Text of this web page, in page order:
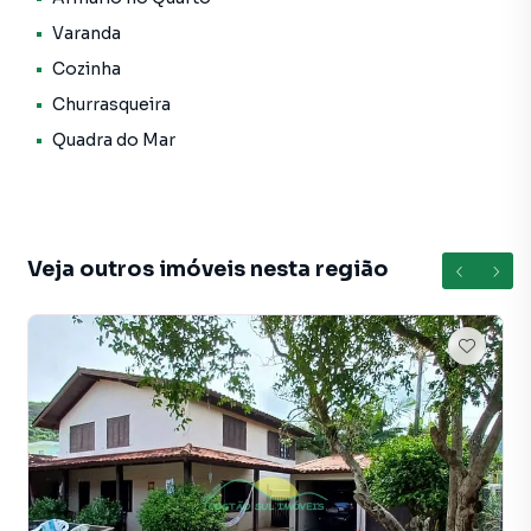
Casa para Venda em região valorizada do bairro Ribeirão
da Ilha, em Florianópolis. Não encontrou o que procurava
ou deseja mais informações sobre Casa em Florianópolis?
Entre em contato com nossa equipe pelo telefone (48)
empreendimentos em construção ou lançamentos na
planta em Ribeirão da Ilha e em outras regiões de
Florianópolis. Aqui você encontra milhares de ofertas para
encontrar o imóvel que mais combina com seu estilo de
Negocie seu imóvel de forma totalmente online, com
segurança e tranquilidade. Na Costão Sul Imóveis você
consegue comprar ou alugar um imóvel em Florianópolis
mesmo não estando na cidade e com a praticidade de
Varanda
Cozinha
Churrasqueira
Quadra do Mar
Veja outros imóveis nesta região